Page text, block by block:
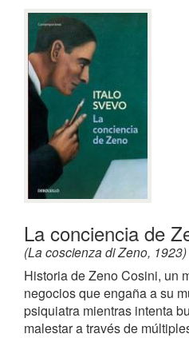
La conciencia de
(La coscienza di Zeno, 1923)
Historia de Zeno Cosini, un
negocios que engaña a su
psiquiatra mientras intenta
malestar a través de